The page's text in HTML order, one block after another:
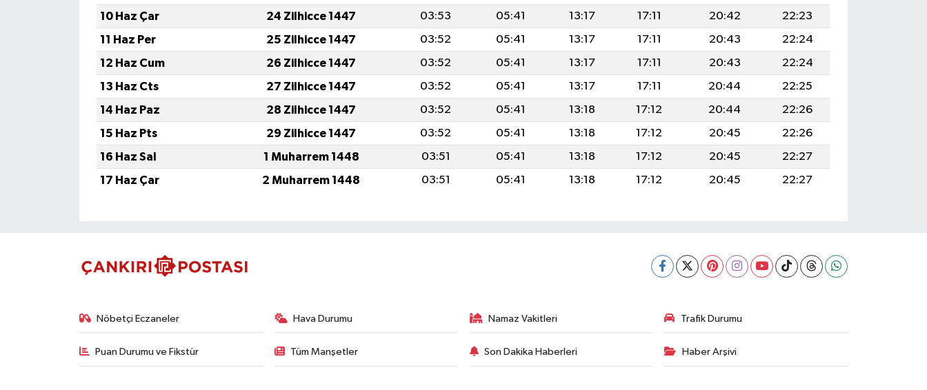
10 Haz Çar
24 Zilhicce 1447 03:53 05:41 13:17 17:11 20:42
22:23
11 Haz Per
25 Zilhicce 1447 03:52 05:41 13:17 17:11 20:43
22:24
12 Haz Cum
26 Zilhicce 1447 03:52 05:41 13:17 17:11 20:43
22:24
13 Haz Cts
27 Zilhicce 1447 03:52 05:41 13:17 17:11 20:44
22:25
14 Haz Paz
28 Zilhicce 1447 03:52 05:41 13:18 17:12 20:44
22:26
15 Haz Pts
29 Zilhicce 1447 03:52 05:41 13:18 17:12 20:45
22:26
16 Haz Sal
1 Muharrem 1448 03:51 05:41 13:18 17:12 20:45
22:27
17 Haz Çar
2 Muharrem 1448 03:51 05:41 13:18 17:12 20:45 22:27
Nöbetçi Eczaneler Hava Durumu Namaz Vakitleri Trafik Durumu
Puan Durumu ve Fikstür Tüm Manşetler Son Dakika Haberleri Haber Arşivi